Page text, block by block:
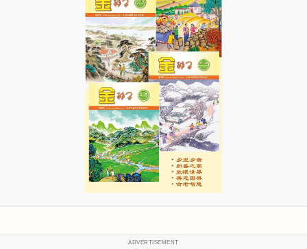
ADVERTISEMENT